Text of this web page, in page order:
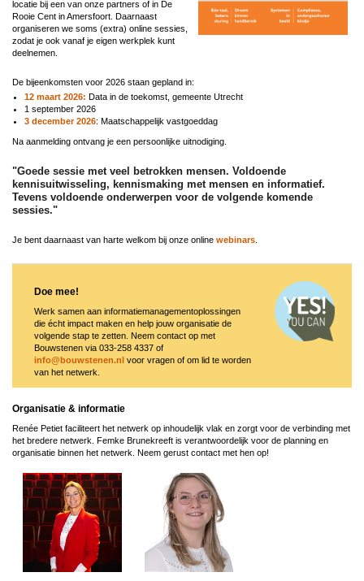
locatie bij een van onze partners of in De
Rooie Cent in Amersfoort. Daarnaast
organiseren we soms (extra) online sessies,
zodat je ook vanaf je eigen werkplek kunt
deelnemen.
De bijeenkomsten voor 2026 staan gepland in:
12 maart 2026: Data in de toekomst, gemeente Utrecht
1 september 2026
3 december 2026: Maatschappelijk vastgoeddag
Na aanmelding ontvang je een persoonlijke uitnodiging.
"Goede sessie met veel betrokken mensen. Voldoende
kennisuitwisseling, kennismaking met mensen en informatief.
Tevens voldoende onderwerpen voor de volgende komende
sessies."
Je bent daarnaast van harte welkom bij onze online webinars
Doe mee!
Werk samen aan informatiemanagementoplossingen
die écht impact maken en help jouw organisatie de
volgende stap te zetten. Neem contact op met
Bouwstenen via 033-258 4337 of
info@bouwstenen.nl voor vragen of om lid te worden
van het netwerk.
Organisatie & informatie
Renée Petiet faciliteert het netwerk op inhoudelijk vlak en zorgt voor de verbinding met
het bredere netwerk. Femke Brunekreeft is verantwoordelijk voor de planning en
organisatie binnen het netwerk. Neem gerust contact met hen op!